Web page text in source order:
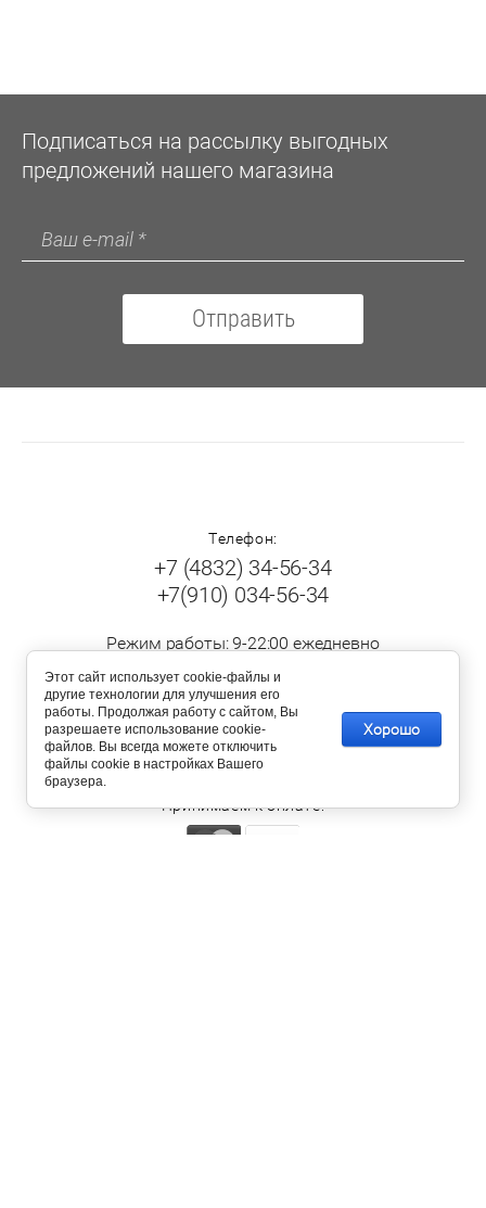
Подписаться на рассылку выгодных
предложений нашего магазина
Отправить
Телефон:
+7 (4832) 34-56-34
+7(910) 034-56-34
Режим работы: 9-22:00 ежедневно
Наши адреса
Брянск, ул.Бежицкая 1/4. Бр.Пролетарской Дивизии,
11.
Принимаем к оплате:
Этот сайт использует cookie-файлы и
другие технологии для улучшения его
работы. Продолжая работу с сайтом, Вы
разрешаете использование cookie-
файлов. Вы всегда можете отключить
файлы cookie в настройках Вашего
браузера.
Хорошо